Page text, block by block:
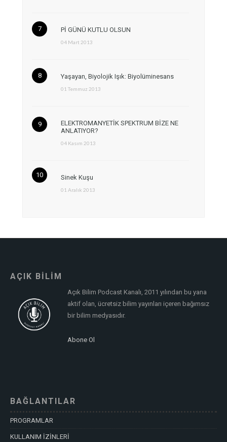
Pİ GÜNÜ KUTLU OLSUN
04 Mart 2013
Yaşayan, Biyolojik Işık: Biyolüminesans
01 Temmuz 2013
ELEKTROMANYETİK SPEKTRUM BİZE NE
ANLATIYOR?
04 Kasım 2013
Sinek Kuşu
01 Aralık 2013
AÇIK BİLİM
Açık Bilim Podcast Kanalı, 2011 yılından bu yana
aktif olan, ücretsiz bilim yayınları içeren bağımsız
bir bilim medyasıdır.
Abone Ol
BAĞLANTILAR
PROGRAMLAR
KULLANIM İZİNLERİ